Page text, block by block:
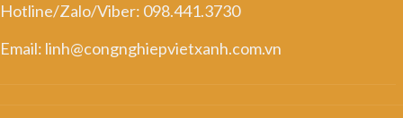
Hotline/Zalo/Viber: 098.441.3730
Email: linh@congnghiepvietxanh.com.vn